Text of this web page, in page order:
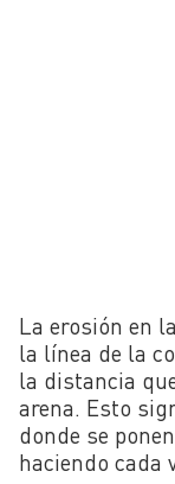
La erosión en
la línea de la
la distancia
arena. Esto
donde se
haciendo cada